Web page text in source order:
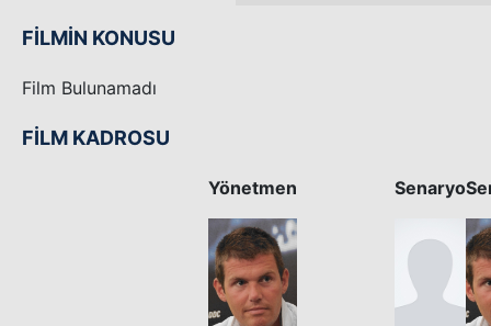
FİLMİN KONUSU
Film Bulunamadı
FİLM KADROSU
Yönetmen Senaryo